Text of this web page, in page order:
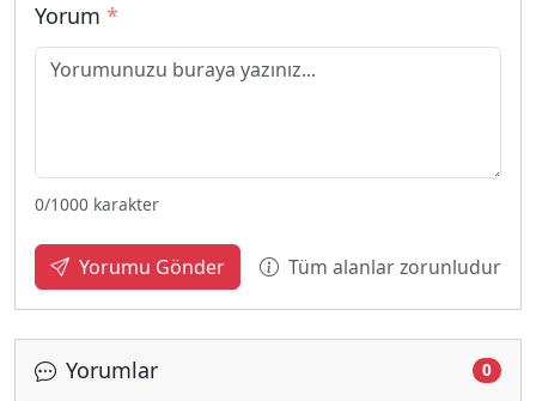
Yorum *
0/1000 karakter
Yorumu Gönder Tüm alanlar zorunludur
Yorumlar 0